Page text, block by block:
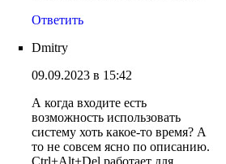
Ответить
Dmitry
09.09.2023 в 15:42
А когда входите есть
возможность использовать
систему хоть какое-то время? А
то не совсем ясно по описанию.
Ctrl+Alt+Del работает для